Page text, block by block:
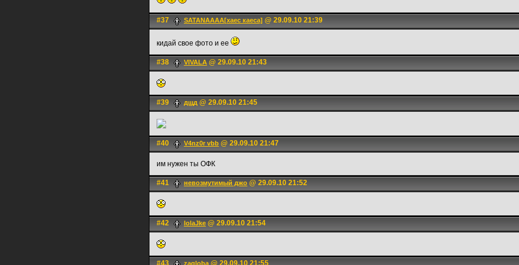
#37 SATANAAAA[хаес каеса] @ 29.09.10 21:39
кидай свое фото и ее
#38 VIVALA @ 29.09.10 21:43
#39 дщд @ 29.09.10 21:45
#40 V4nz0r vbb @ 29.09.10 21:47
им нужен ты ОФК
#41 невозмутимый джо @ 29.09.10 21:52
#42 lolaJke @ 29.09.10 21:54
#43 zagloba @ 29.09.10 21:55